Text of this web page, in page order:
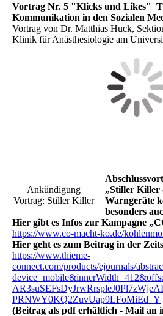
Vortrag Nr. 5 "Klicks und Likes"
Kommunikation in den Sozialen
Vortrag von Dr. Matthias Huck,
Klinik für Anästhesiologie am
Ankündigung
Vortrag: Stiller Killer
„Stiller Killer
Warngeräte
besonders
Hier gibt es Infos zur Kampagne
https://www.co-macht-ko.de/
Hier geht es zum Beitrag in der
https://www.thieme-
connect.com/products/ejournals/
PRNWY0KQ2ZuvUap9LFoMiEd_Y
(Beitrag als pdf erhältlich - Mail an